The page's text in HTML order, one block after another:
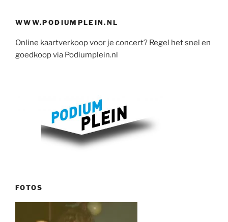
WWW.PODIUMPLEIN.NL
Online kaartverkoop voor je concert? Regel het snel en
goedkoop via Podiumplein.nl
FOTOS